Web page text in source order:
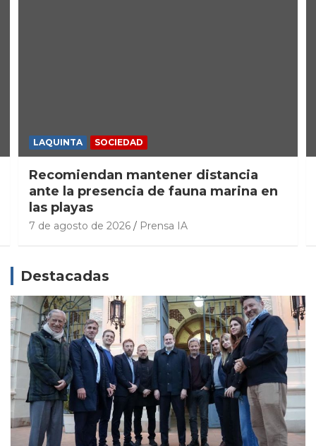
LAQUINTA SOCIEDAD
Recomiendan mantener distancia
ante la presencia de fauna marina en
las playas
7 de agosto de 2026 Prensa IA
Destacadas